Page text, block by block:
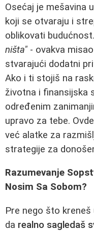
Osećaj je mešavina
koji se otvaraju i
oblikovati budućnost.
ništa" - ovakva
stvarajući dodatni
Ako i ti stojiš na
životna i finansijska
određenim
upravo za tebe.
već alatke za
strategije za
Razumevanje
Nosim Sa Sobom?
Pre nego što
da realno sagledaš